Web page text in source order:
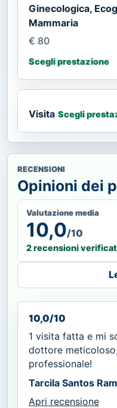
Ginecologica,
Mammaria
€ 80
Scegli prestazione
Visita Scegli
RECENSIONI
Opinioni dei
Valutazione media
10,0/10
2 recensioni
10,0/10
1 visita fatta e mi
dottore
professionale!
Tarcila Santos
Apri recensione